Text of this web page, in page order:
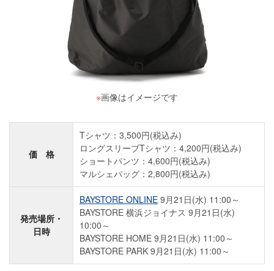
※画像はイメージです
価 格
Tシャツ：3,500円(税込み)
ロングスリーブTシャツ：4,200円(税込み)
ショートパンツ：4,600円(税込み)
マルシェバッグ：2,800円(税込み)
発売場所・
日時
BAYSTORE ONLINE 9月21日(水) 11:00～
BAYSTORE 横浜ジョイナス 9月21日(水)
10:00～
BAYSTORE HOME 9月21日(水) 11:00～
BAYSTORE PARK 9月21日(水) 11:00～